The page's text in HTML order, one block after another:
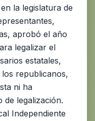
la legislatura de
aprobó el año
legalizar el
estatales,
republicanos,
ni ha
de legalización.
Independiente